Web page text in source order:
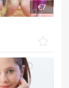
€7